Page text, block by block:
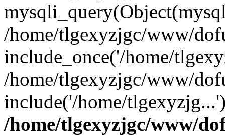
/home/tlgexyzjgc/www/
include_once('/home/
/home/tlgexyzjgc/www/
include('/home/
/home/tlgexyzjgc/www/